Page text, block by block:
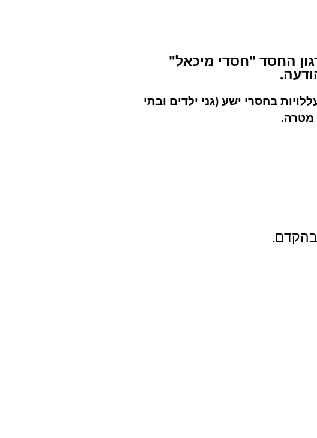
החסד "חסדי מיכאל"
בחסרי ישע (גני ילדים ובתי
מטרה.
בהקדם.